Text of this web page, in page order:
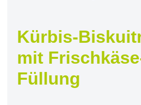
Kürbis-
mit
Füllung